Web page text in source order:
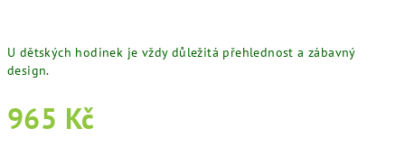
U dětských hodinek je vždy důležitá přehlednost a zábavný
design.
965 Kč